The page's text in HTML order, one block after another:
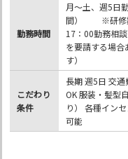
勤務時間
月～土、週5日
間） ※研修期
17：00勤務相
を要請する場合
す）
こだわり
条件
長期 週5日 交
OK 服装・髪型
り） 各種イン
可能